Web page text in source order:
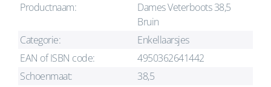
Productnaam:
Dames Veterboots 38,5
Bruin
Categorie:
Enkellaarsjes
EAN of ISBN code:
4950362641442
Schoenmaat:
38,5